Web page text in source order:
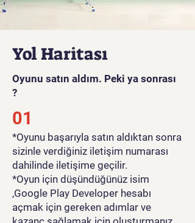
Yol Haritası
Oyunu satın aldım. Peki ya sonrası
?
01
*Oyunu başarıyla satın aldıktan sonra
sizinle verdiğiniz iletişim numarası
dahilinde iletişime geçilir.
*Oyun için düşündüğünüz isim
,Google Play Developer hesabı
açmak için gereken adımlar ve